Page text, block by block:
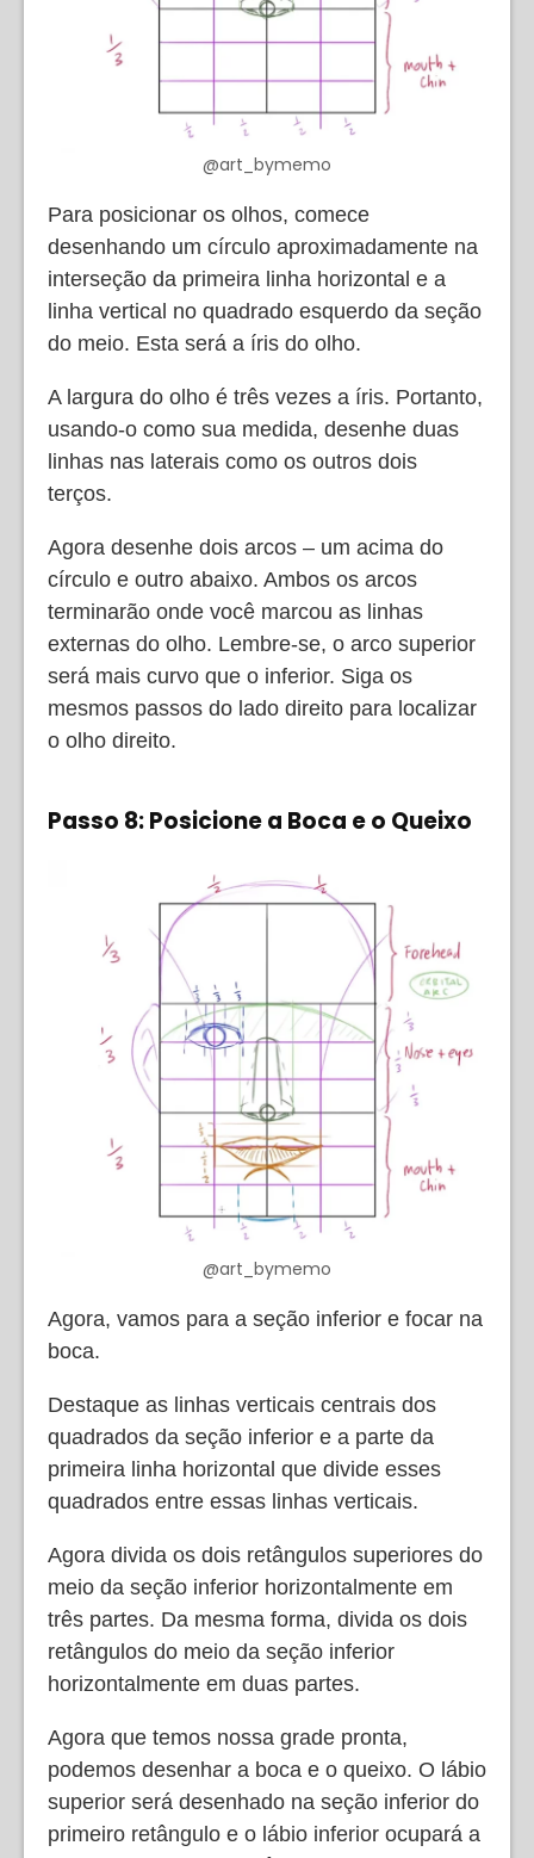
@art_bymemo
Para posicionar os olhos, comece
desenhando um círculo aproximadamente na
interseção da primeira linha horizontal e a
linha vertical no quadrado esquerdo da seção
do meio. Esta será a íris do olho.
A largura do olho é três vezes a íris. Portanto,
usando-o como sua medida, desenhe duas
linhas nas laterais como os outros dois
terços.
Agora desenhe dois arcos – um acima do
círculo e outro abaixo. Ambos os arcos
terminarão onde você marcou as linhas
externas do olho. Lembre-se, o arco superior
será mais curvo que o inferior. Siga os
mesmos passos do lado direito para localizar
o olho direito.
Passo 8: Posicione a Boca e o Queixo
@art_bymemo
Agora, vamos para a seção inferior e focar na
boca.
Destaque as linhas verticais centrais dos
quadrados da seção inferior e a parte da
primeira linha horizontal que divide esses
quadrados entre essas linhas verticais.
Agora divida os dois retângulos superiores do
meio da seção inferior horizontalmente em
três partes. Da mesma forma, divida os dois
retângulos do meio da seção inferior
horizontalmente em duas partes.
Agora que temos nossa grade pronta,
podemos desenhar a boca e o queixo. O lábio
superior será desenhado na seção inferior do
primeiro retângulo e o lábio inferior ocupará a